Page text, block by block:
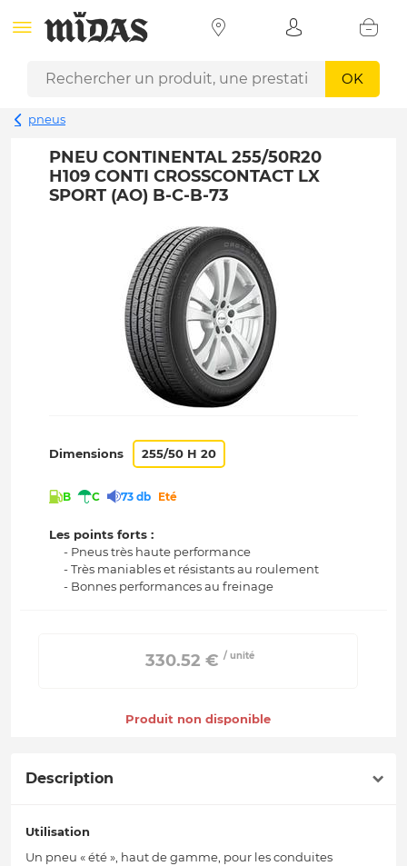
OK
pneus
PNEU CONTINENTAL 255/50R20
H109 CONTI CROSSCONTACT LX
SPORT (AO) B-C-B-73
Dimensions 255/50 H 20
B C 73 db Eté
Les points forts :
- Pneus très haute performance
- Très maniables et résistants au roulement
- Bonnes performances au freinage
330.52 € / unité
Produit non disponible
Description
Utilisation
Un pneu « été », haut de gamme, pour les conduites